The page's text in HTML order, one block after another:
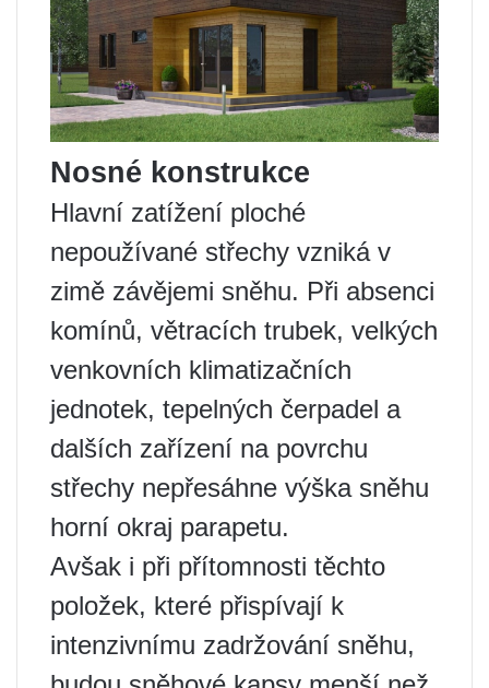
Nosné konstrukce
Hlavní zatížení ploché
nepoužívané střechy vzniká v
zimě závějemi sněhu. Při absenci
komínů, větracích trubek, velkých
venkovních klimatizačních
jednotek, tepelných čerpadel a
dalších zařízení na povrchu
střechy nepřesáhne výška sněhu
horní okraj parapetu.
Avšak i při přítomnosti těchto
položek, které přispívají k
intenzivnímu zadržování sněhu,